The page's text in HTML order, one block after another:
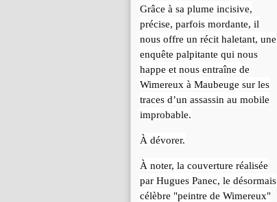
Grâce à sa plume incisive,
précise, parfois mordante, il
nous offre un récit haletant, une
enquête palpitante qui nous
happe et nous entraîne de
Wimereux à Maubeuge sur les
traces d’un assassin au mobile
improbable.
À dévorer.
À noter, la couverture réalisée
par Hugues Panec, le désormais
célèbre "peintre de Wimereux"